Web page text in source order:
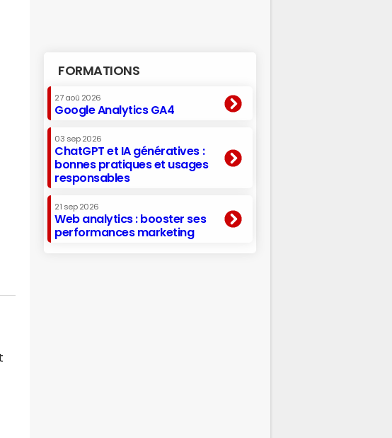
FORMATIONS
27 aoû 2026
Google Analytics GA4
03 sep 2026
ChatGPT et IA génératives :
bonnes pratiques et usages
responsables
21 sep 2026
Web analytics : booster ses
performances marketing